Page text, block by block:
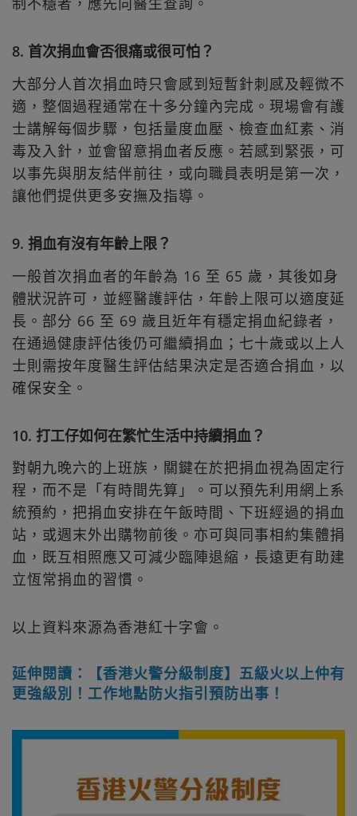
8. 首次捐血會否很痛或很可怕？
大部分人首次捐血時只會感到短暫針刺感及輕微不
適，整個過程通常在十多分鐘內完成。現場會有護
士講解每個步驟，包括量度血壓、檢查血紅素、消
毒及入針，並會留意捐血者反應。若感到緊張，可
以事先與朋友結伴前往，或向職員表明是第一次，
讓他們提供更多安撫及指導。
9. 捐血有沒有年齡上限？
一般首次捐血者的年齡為 16 至 65 歲，其後如身
體狀況許可，並經醫護評估，年齡上限可以適度延
長。部分 66 至 69 歲且近年有穩定捐血紀錄者，
在通過健康評估後仍可繼續捐血；七十歲或以上人
士則需按年度醫生評估結果決定是否適合捐血，以
確保安全。
10. 打工仔如何在繁忙生活中持續捐血？
對朝九晚六的上班族，關鍵在於把捐血視為固定行
程，而不是「有時間先算」。可以預先利用網上系
統預約，把捐血安排在午飯時間、下班經過的捐血
站，或週末外出購物前後。亦可與同事相約集體捐
血，既互相照應又可減少臨陣退縮，長遠更有助建
立恆常捐血的習慣。
以上資料來源為香港紅十字會。
延伸閱讀：【香港火警分級制度】五級火以上仲有
更強級別！工作地點防火指引預防出事！